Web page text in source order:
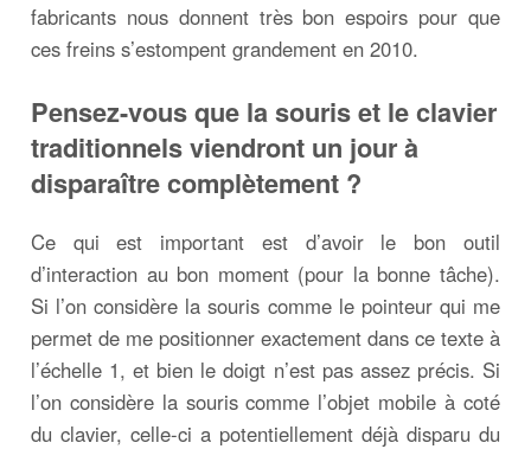
fabricants nous donnent très bon espoirs pour que
ces freins s’estompent grandement en 2010.
Pensez-vous que la souris et le clavier
traditionnels viendront un jour à
disparaître complètement ?
Ce qui est important est d’avoir le bon outil
d’interaction au bon moment (pour la bonne tâche).
Si l’on considère la souris comme le pointeur qui me
permet de me positionner exactement dans ce texte à
l’échelle 1, et bien le doigt n’est pas assez précis. Si
l’on considère la souris comme l’objet mobile à coté
du clavier, celle-ci a potentiellement déjà disparu du